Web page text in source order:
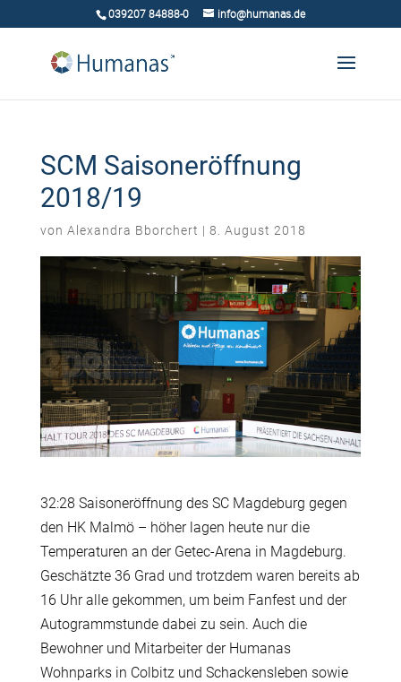
039207 84888-0 info@humanas.de
SCM Saisoneröffnung
2018/19
von Alexandra Bborchert | 8. August 2018
32:28 Saisoneröffnung des SC Magdeburg gegen
den HK Malmö – höher lagen heute nur die
Temperaturen an der Getec-Arena in Magdeburg.
Geschätzte 36 Grad und trotzdem waren bereits ab
16 Uhr alle gekommen, um beim Fanfest und der
Autogrammstunde dabei zu sein. Auch die
Bewohner und Mitarbeiter der Humanas
Wohnparks in Colbitz und Schackensleben sowie